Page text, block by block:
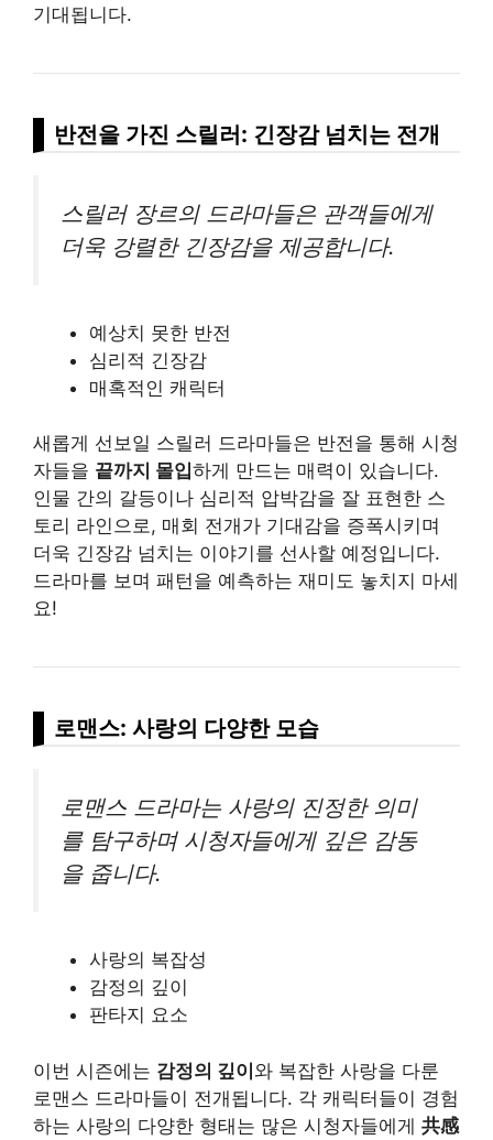
기대됩니다.
반전을 가진 스릴러: 긴장감 넘치는 전개
스릴러 장르의 드라마들은 관객들에게
더욱 강렬한 긴장감을 제공합니다.
예상치 못한 반전
심리적 긴장감
매혹적인 캐릭터
새롭게 선보일 스릴러 드라마들은 반전을 통해 시청
자들을 끝까지 몰입하게 만드는 매력이 있습니다.
인물 간의 갈등이나 심리적 압박감을 잘 표현한 스
토리 라인으로, 매회 전개가 기대감을 증폭시키며
더욱 긴장감 넘치는 이야기를 선사할 예정입니다.
드라마를 보며 패턴을 예측하는 재미도 놓치지 마세
요!
로맨스: 사랑의 다양한 모습
로맨스 드라마는 사랑의 진정한 의미
를 탐구하며 시청자들에게 깊은 감동
을 줍니다.
사랑의 복잡성
감정의 깊이
판타지 요소
이번 시즌에는 감정의 깊이와 복잡한 사랑을 다룬
로맨스 드라마들이 전개됩니다. 각 캐릭터들이 경험
하는 사랑의 다양한 형태는 많은 시청자들에게 共感